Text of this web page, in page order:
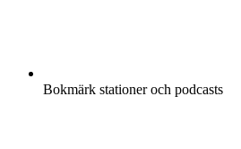
Bokmärk stationer och podcasts